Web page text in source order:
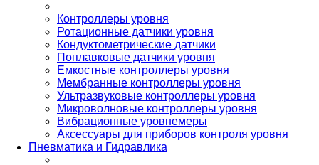
Контроллеры уровня
Ротационные датчики уровня
Кондуктометрические датчики
Поплавковые датчики уровня
Емкостные контроллеры уровня
Мембранные контроллеры уровня
Ультразвуковые контроллеры уровня
Микроволновые контроллеры уровня
Вибрационные уровнемеры
Аксессуары для приборов контроля уровня
Пневматика и Гидравлика